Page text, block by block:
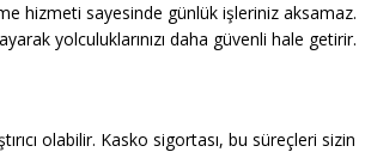
hizmeti sayesinde günlük işleriniz aksamaz.
yolculuklarınızı daha güvenli hale getirir.
olabilir. Kasko sigortası, bu süreçleri sizin